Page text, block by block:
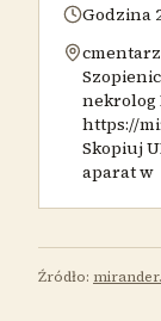
Godzina
nekrolog
https://
Skopiuj
aparat w
Źródło: